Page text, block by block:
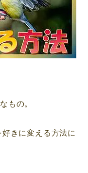
もの。
好きに変える方法に